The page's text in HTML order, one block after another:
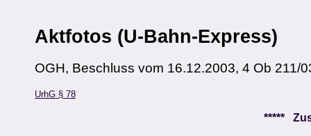
Aktfotos (U-Bahn-Express)
OGH, Beschluss vom 16.12.2003, 4 Ob 211/
UrhG § 78
*****